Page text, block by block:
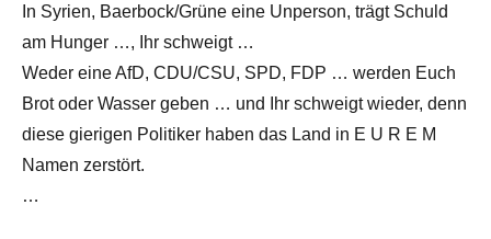
In Syrien, Baerbock/Grüne eine Unperson, trägt Schuld
am Hunger …, Ihr schweigt …
Weder eine AfD, CDU/CSU, SPD, FDP … werden Euch
Brot oder Wasser geben … und Ihr schweigt wieder, denn
diese gierigen Politiker haben das Land in E U R E M
Namen zerstört.
…